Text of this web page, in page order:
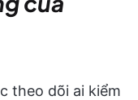
theo dõi ai kiểm